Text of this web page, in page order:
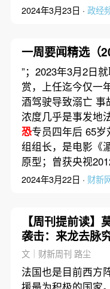
2024年3月23日 · 政经
一周要闻精选（
”；2023年3月2日
赏，上任迄今仅一
酒驾驶导致溺亡 事
浓度几乎是事发地
恐专员四年后 65
组组长，是电影《
原型；曾获央视
2024年3月22日 · 财新
【周刊提前读】
袭击：来龙去脉
文｜财新周刊 路尘
法国也是目前西方